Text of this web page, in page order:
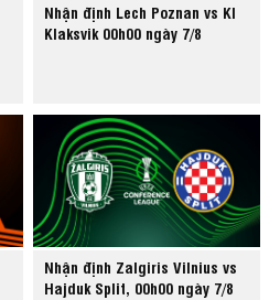
Nhận định Lech Poznan vs KI
Klaksvik 00h00 ngày 7/8
Nhận định Zalgiris Vilnius vs
Hajduk Split, 00h00 ngày 7/8